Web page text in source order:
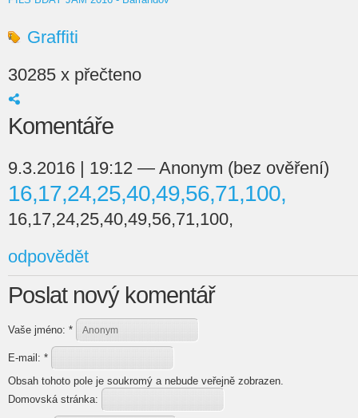
Graffiti
30285 x přečteno
Komentáře
9.3.2016 | 19:12 — Anonym (bez ověření)
16,17,24,25,40,49,56,71,100,
16,17,24,25,40,49,56,71,100,
odpovědět
Poslat nový komentář
Vaše jméno: *
E-mail: *
Obsah tohoto pole je soukromý a nebude veřejně zobrazen.
Domovská stránka: